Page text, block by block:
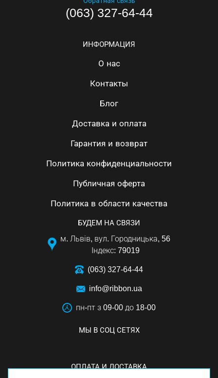
(063) 327-64-44
ИНФОРМАЦИЯ
О нас
Контакты
Блог
Доставка и оплата
Гарантия и возврат
Политика конфиденциальности
Публичная оферта
Политика в области качества
БУДЕМ НА СВЯЗИ
м. Львів, вул. Городницька, 56
Індекс: 79019
(063) 327-64-44
info@ribbon.ua
пн-пт з 09-00 до 18-00
МЫ В СОЦ СЕТЯХ
ОПЛАТА И ДОСТАВКА